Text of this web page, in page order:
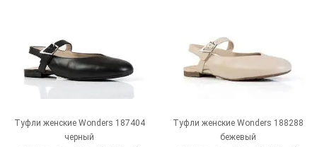
Туфли женские Wonders 187404
черный
Туфли женские Wonders 188288
бежевый